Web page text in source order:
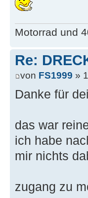
Motorrad und
Re:
von FS1999 »
Danke für
das war
ich habe
mir nichts
zugang zu